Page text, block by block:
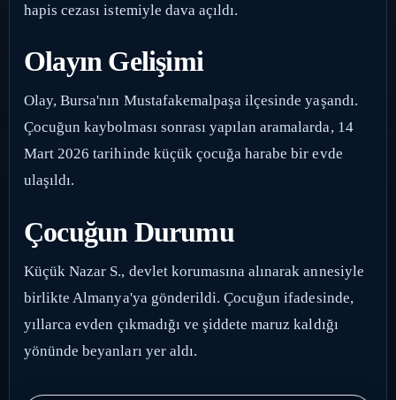
hapis cezası istemiyle dava açıldı.
Olayın Gelişimi
Olay, Bursa'nın Mustafakemalpaşa ilçesinde yaşandı.
Çocuğun kaybolması sonrası yapılan aramalarda, 14
Mart 2026 tarihinde küçük çocuğa harabe bir evde
ulaşıldı.
Çocuğun Durumu
Küçük Nazar S., devlet korumasına alınarak annesiyle
birlikte Almanya'ya gönderildi. Çocuğun ifadesinde,
yıllarca evden çıkmadığı ve şiddete maruz kaldığı
yönünde beyanları yer aldı.